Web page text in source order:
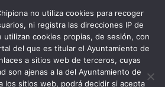
no utiliza cookies para recoger
ni registra las direcciones IP de
utilizan cookies propias, de sesión, con
del que es titular el Ayuntamiento de
a sitios web de terceros, cuyas
son ajenas a la del Ayuntamiento de
los sitios web, podrá decidir si acepta